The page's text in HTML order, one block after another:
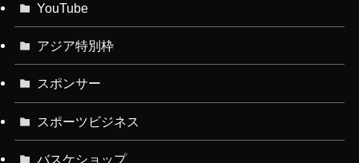
YouTube
アジア特別枠
スポンサー
スポーツビジネス
バスケショップ